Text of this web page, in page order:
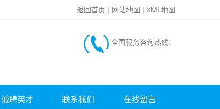
返回首页 | 网站地图 | XML地图
全国服务咨询热线：
诚聘英才 联系我们 在线留言